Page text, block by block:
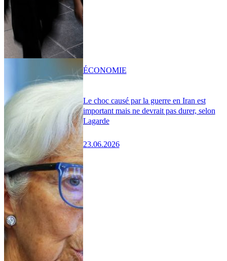
Le choc causé par la guerre en Iran est
important mais ne devrait pas durer, selon
Lagarde
23.06.2026
ÉCONOMIE